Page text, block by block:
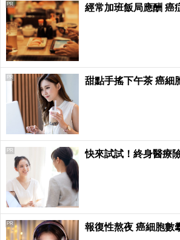
經常加班飯局應酬 癌
PR
甜點手搖下午茶 癌細
PR
快來試試！終身醫療
PR
報復性熬夜 癌細胞數
PR